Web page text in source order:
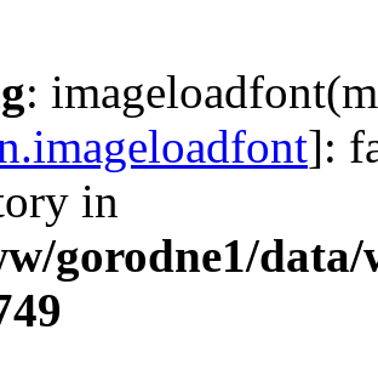
:
]:
in
gorodne1/